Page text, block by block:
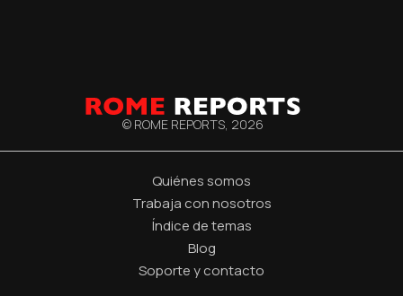
© ROME REPORTS, 2026
Quiénes somos
Trabaja con nosotros
Índice de temas
Blog
Soporte y contacto